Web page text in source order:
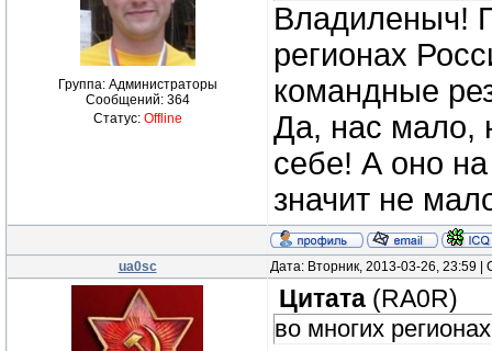
Группа: Администраторы
Сообщений: 364
Статус: Offline
Владиленыч!
регионах
командные
Да, нас мало,
себе! А оно
значит не
ua0sc Дата: Вторник, 2013-03-26, 23:59
Цитата (RA0R)
во многих